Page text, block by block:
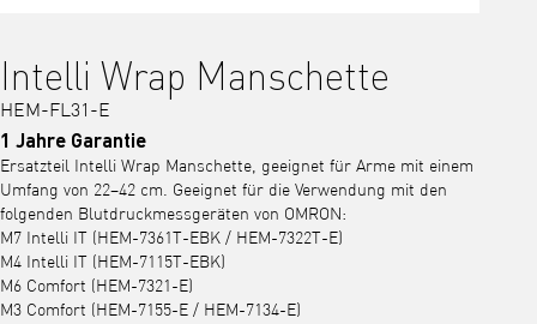
Intelli Wrap Manschette
HEM-FL31-E
1 Jahre Garantie
Ersatzteil Intelli Wrap Manschette, geeignet für Arme mit einem
Umfang von 22–42 cm. Geeignet für die Verwendung mit den
folgenden Blutdruckmessgeräten von OMRON:
M7 Intelli IT (HEM-7361T-EBK / HEM-7322T-E)
M4 Intelli IT (HEM-7115T-EBK)
M6 Comfort (HEM-7321-E)
M3 Comfort (HEM-7155-E / HEM-7134-E)